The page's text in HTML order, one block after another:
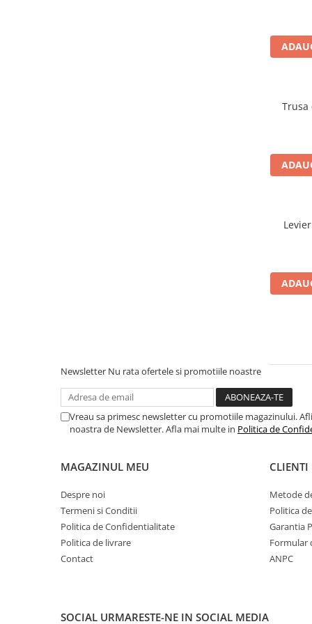
Scule pneumatice
Pistoale pneumatice
Alte Scule Pneumatice
Biax & slefuitor
Pulverizatoare cu aer
Sisteme de Ridicare
Newsletter Nu rata ofertele si promotiile noastre
Vreau sa primesc newsletter cu promotiile magazinului.
noastra de Newsletter. Afla mai multe in Politica de
MAGAZINUL MEU
Despre noi
Termeni si Conditii
Politica de Confidentialitate
Politica de livrare
Contact
CLIENTI
Metode
Politica
Garantia
Formular
ANPC
SOCIAL URMARESTE-NE IN SOCIAL MEDIA